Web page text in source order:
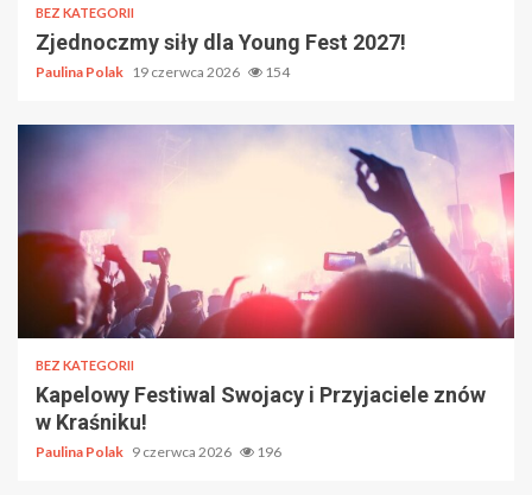
BEZ KATEGORII
Zjednoczmy siły dla Young Fest 2027!
Paulina Polak 19 czerwca 2026 154
BEZ KATEGORII
Kapelowy Festiwal Swojacy i Przyjaciele znów
w Kraśniku!
Paulina Polak 9 czerwca 2026 196